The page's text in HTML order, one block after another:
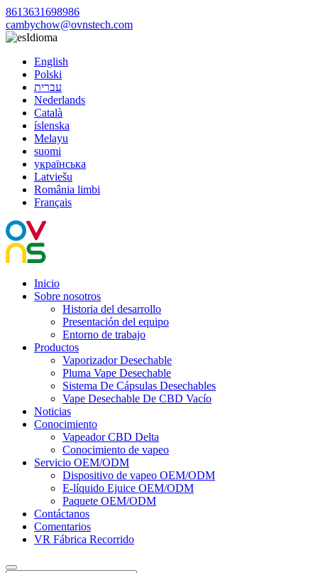
8613631698986
cambychow@ovnstech.com
Idioma
English
Polski
עברית
Nederlands
Català
íslenska
Melayu
suomi
українська
Latviešu
România limbi
Français
Inicio
Sobre nosotros
Historia del desarrollo
Presentación del equipo
Entorno de trabajo
Productos
Vaporizador Desechable
Pluma Vape Desechable
Sistema De Cápsulas Desechables
Vape Desechable De CBD Vacío
Noticias
Conocimiento
Vapeador CBD Delta
Conocimiento de vapeo
Servicio OEM/ODM
Dispositivo de vapeo OEM/ODM
E-líquido Ejuice OEM/ODM
Paquete OEM/ODM
Contáctanos
Comentarios
VR Fábrica Recorrido